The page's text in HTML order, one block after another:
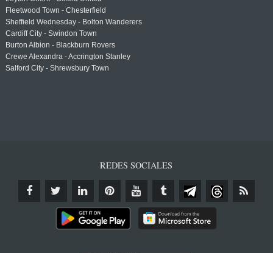
Fleetwood Town - Chesterfield
Sheffield Wednesday - Bolton Wanderers
Cardiff City - Swindon Town
Burton Albion - Blackburn Rovers
Crewe Alexandra - Accrington Stanley
Salford City - Shrewsbury Town
REDES SOCIALES